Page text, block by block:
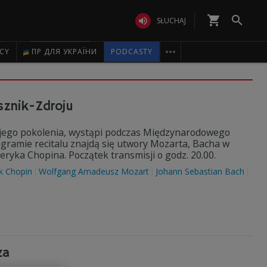
 SŁUCHAJ shopping_cart 
ПР ДЛЯ УКРАЇНИ PODCASTY 
Zdroju
pokolenia, wystąpi podczas Międzynarodowego
recitalu znajdą się utwory Mozarta, Bacha w
Chopina. Początek transmisji o godz. 20.00.
Chopin Wolfgang Amadeusz Mozart
Johann Sebastian Bach